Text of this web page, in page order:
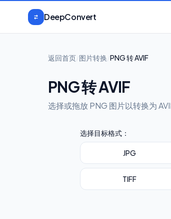
DeepConvert
返回首页 图片转换 PNG 转 AVIF
PNG 转 AVIF
选择或拖放 PNG 图片以转换为
选择目标格式：
JPG
TIFF